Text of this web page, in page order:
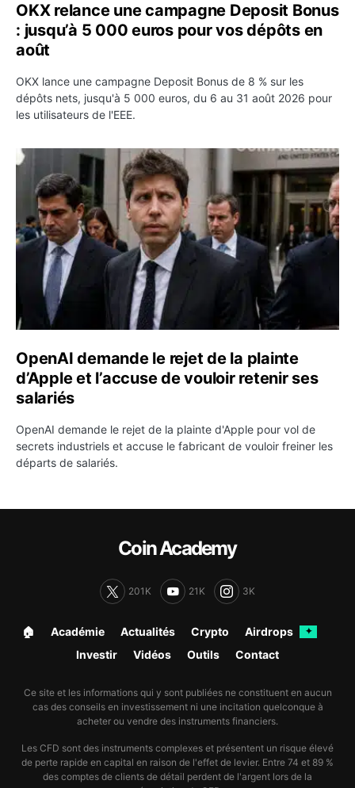
OKX relance une campagne Deposit Bonus
: jusqu’à 5 000 euros pour vos dépôts en
août
OKX lance une campagne Deposit Bonus de 8 % sur les
dépôts nets, jusqu'à 5 000 euros, du 6 au 31 août 2026 pour
les utilisateurs de l'EEE.
OpenAI demande le rejet de la plainte d’Apple et
OpenAI demande le rejet de la plainte
d’Apple et l’accuse de vouloir retenir ses
salariés
OpenAI demande le rejet de la plainte d'Apple pour vol de
secrets industriels et accuse le fabricant de vouloir freiner les
départs de salariés.
Coin Academy
201K 21K 3K
🏠︎ Académie Actualités Crypto Airdrops ✦
Investir Vidéos Outils Contact
Ce site et les informations qui y sont publiées ne constituent en aucun
cas des conseils en investissement ni une incitation quelconque à
acheter ou vendre des instruments financiers.
Les CFD sont des instruments complexes et présentent un risque élevé
de perte rapide en capital en raison de l'effet de levier. Entre 74 et 89 %
des comptes de clients de détail perdent de l'argent lors de la